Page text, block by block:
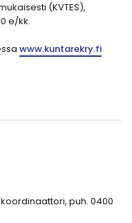
(KVTES),
e/kk.
www.kuntarekry.fi
puh. 0400